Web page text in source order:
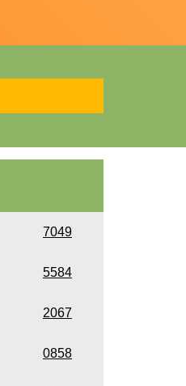
7049
5584
2067
0858